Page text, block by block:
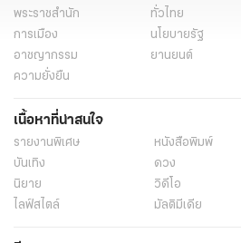
พระราชสำนัก ทั่วไทย
การเมือง
นโยบายรัฐ
อาชญากรรม
ยานยนต์
ความยั่งยืน
เนื้อหาที่น่าสนใจ
รายงานพิเศษ หนังสือพิมพ์
บันเทิง
ดวง
นิยาย
วิดีโอ
ไลฟ์สไตล์
มัลติมีเดีย